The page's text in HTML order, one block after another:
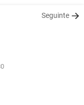
Seguinte